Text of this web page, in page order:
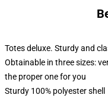
Totes deluxe. Sturdy and
Obtainable in three sizes:
the proper one for you
Sturdy 100% polyester shell